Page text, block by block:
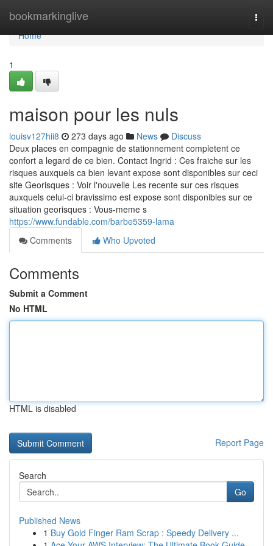
bookmarkinglive
Home
Home
1
maison pour les nuls
louisv127hii8 273 days ago News
Discuss
Deux places en compagnie de stationnement completent ce
confort a legard de ce bien. Contact Ingrid : Ces fraiche sur les
risques auxquels ca bien levant expose sont disponibles sur ceci
site Georisques : Voir l'nouvelle Les recente sur ces risques
auxquels celui-ci bravissimo est expose sont disponibles sur ce
situation georisques : Vous-meme s
https://www.fundable.com/barbe5359-lama
Comments
Who Upvoted
Comments
Submit a Comment
No HTML
HTML is disabled
Report Page
Search
Go
Published News
1 Buy Gold Finger Ram Scrap : Speedy Delivery ...